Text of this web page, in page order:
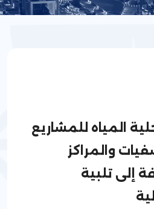
المياه للمشاريع
والمراكز
إلى تلبية